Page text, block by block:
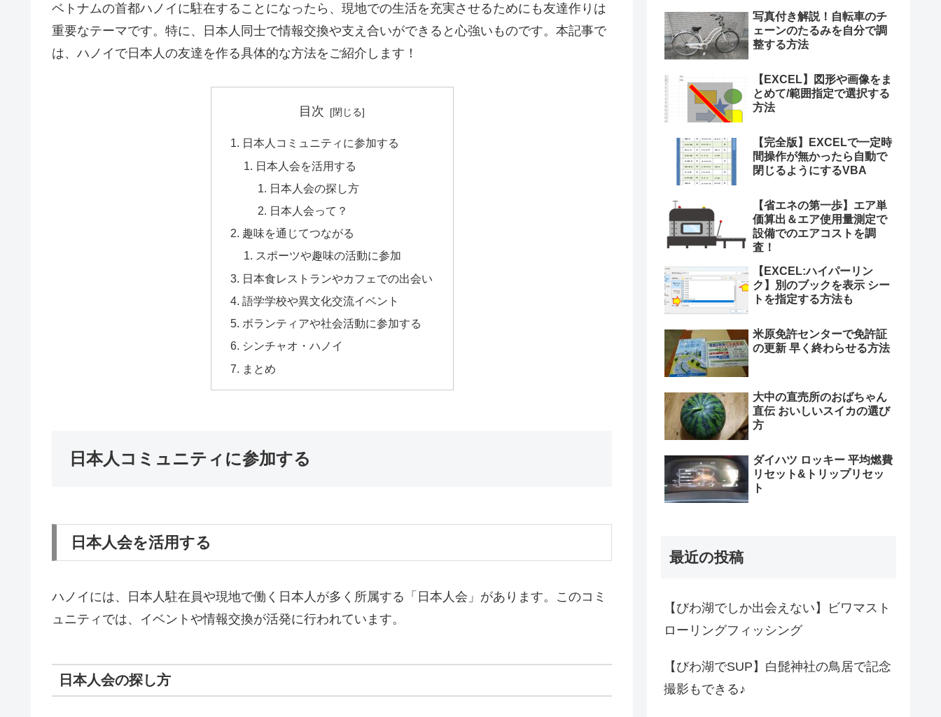
ベトナムの首都ハノイに駐在することになったら、現地での生活を充実させるためにも友達作りは
重要なテーマです。特に、日本人同士で情報交換や支え合いができると心強いものです。本記事で
は、ハノイで日本人の友達を作る具体的な方法をご紹介します！
目次
日本人コミュニティに参加する
日本人会を活用する
日本人会の探し方
日本人会って？
趣味を通じてつながる
スポーツや趣味の活動に参加
日本食レストランやカフェでの出会い
語学学校や異文化交流イベント
ボランティアや社会活動に参加する
シンチャオ・ハノイ
まとめ
日本人コミュニティに参加する
日本人会を活用する
ハノイには、日本人駐在員や現地で働く日本人が多く所属する「日本人会」があります。このコミ
ュニティでは、イベントや情報交換が活発に行われています。
日本人会の探し方
写真付き解説！自転車のチ
ェーンのたるみを自分で調
整する方法
【EXCEL】図形や画像をま
とめて/範囲指定で選択する
方法
【完全版】EXCELで一定時
間操作が無かったら自動で
閉じるようにするVBA
【省エネの第一歩】エア単
価算出＆エア使用量測定で
設備でのエアコストを調
査！
【EXCEL:ハイパーリン
ク】別のブックを表示 シー
トを指定する方法も
米原免許センターで免許証
の更新 早く終わらせる方法
大中の直売所のおばちゃん
直伝 おいしいスイカの選び
方
ダイハツ ロッキー 平均燃費
リセット&トリップリセッ
ト
最近の投稿
【びわ湖でしか出会えない】ビワマスト
ローリングフィッシング
【びわ湖でSUP】白髭神社の鳥居で記念
撮影もできる♪